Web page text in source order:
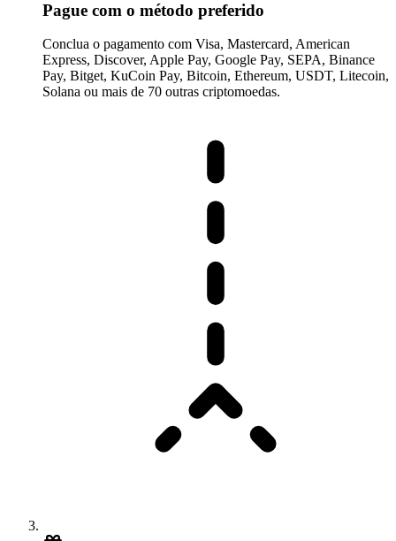
Pague com o método preferido
Conclua o pagamento com Visa, Mastercard, American
Express, Discover, Apple Pay, Google Pay, SEPA, Binance
Pay, Bitget, KuCoin Pay, Bitcoin, Ethereum, USDT, Litecoin,
Solana ou mais de 70 outras criptomoedas.